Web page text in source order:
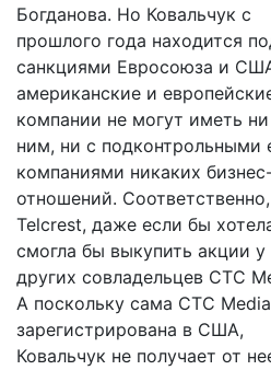
Богданова. Но Ковальчук с
прошлого года находится
санкциями Евросоюза и
американские и
компании не могут иметь
ним, ни с подконтрольными
компаниями никаких
отношений. Соответственно,
Telcrest, даже если бы
смогла бы выкупить акции у
других совладельцев CTC
А поскольку сама CTC Media
зарегистрирована в США,
Ковальчук не получает от